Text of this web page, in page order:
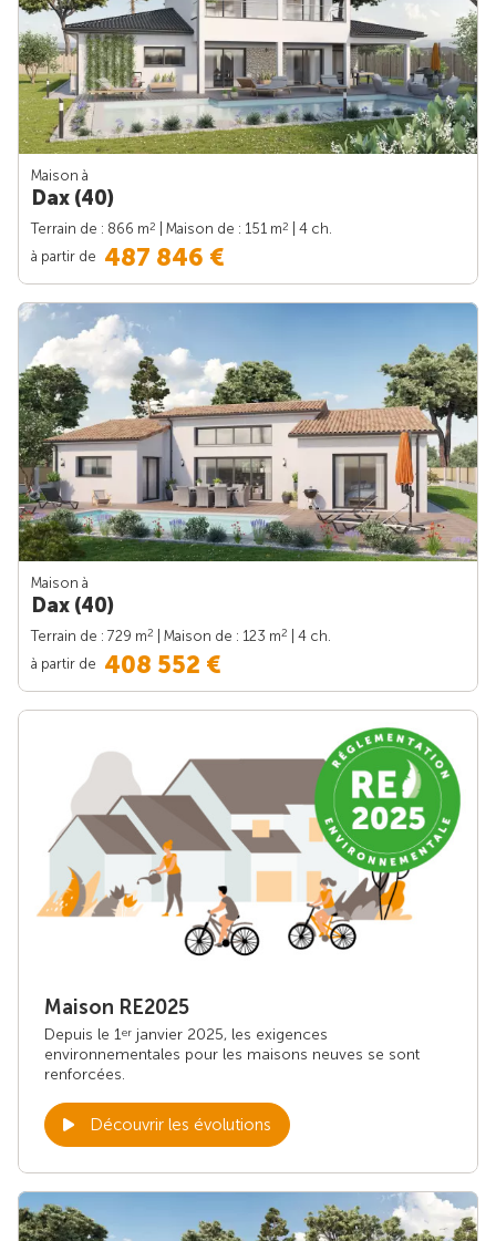
Maison à
Dax (40)
Terrain de : 866 m2 | Maison de : 151 m2
| 4 ch.
à partir de 487 846 €
Maison à
Dax (40)
Terrain de : 729 m2 | Maison de : 123 m2
| 4 ch.
à partir de 408 552 €
Maison RE2025
Depuis le 1er janvier 2025, les exigences
environnementales pour les maisons neuves se sont
renforcées.
Découvrir les évolutions